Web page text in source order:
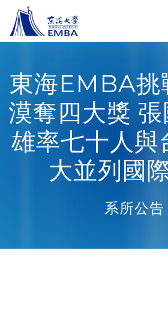
東海EMBA挑
漠奪四大獎
雄率七十人與
大並列國
系所公告